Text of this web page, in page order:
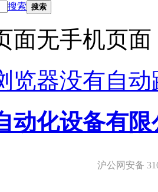
搜索 搜索
面无手机页
览器没有自
动化设备有限
沪公网安备